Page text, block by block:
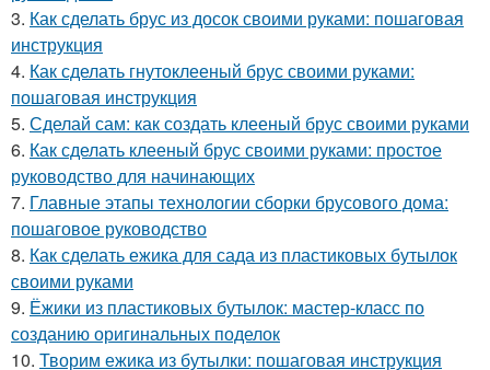
3. Как сделать брус из досок своими руками: пошаговая
инструкция
4. Как сделать гнутоклееный брус своими руками:
пошаговая инструкция
5. Сделай сам: как создать клееный брус своими руками
6. Как сделать клееный брус своими руками: простое
руководство для начинающих
7. Главные этапы технологии сборки брусового дома:
пошаговое руководство
8. Как сделать ежика для сада из пластиковых бутылок
своими руками
9. Ёжики из пластиковых бутылок: мастер-класс по
созданию оригинальных поделок
10. Творим ежика из бутылки: пошаговая инструкция